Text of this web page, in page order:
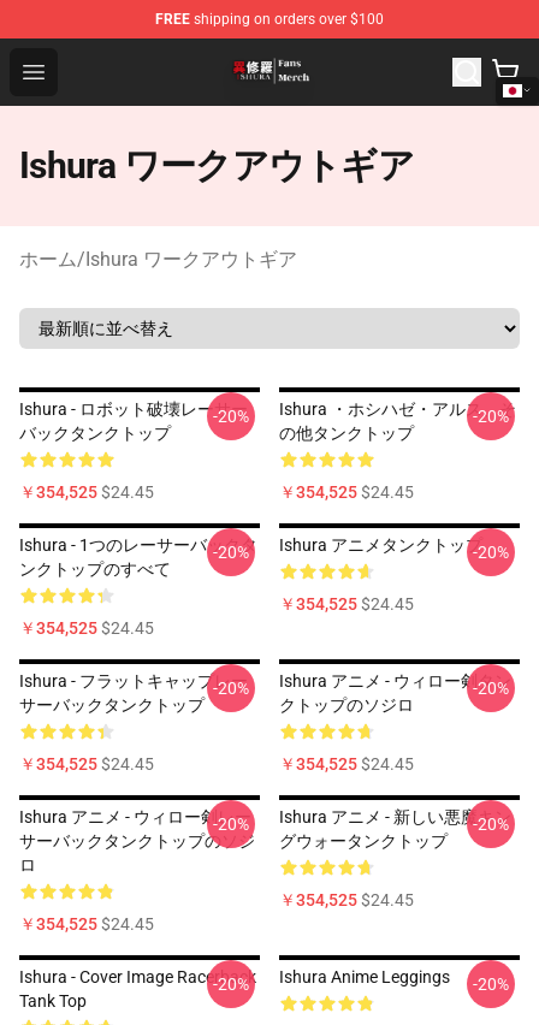
FREE shipping on orders over $100
Open menu
Ishura Store - Official Ishura Merchandise Shop
Ishura ワークアウトギア
ホーム/Ishura ワークアウトギア
Ishura - ロボット破壊レーサー
バックタンクトップ
￥354,525$24.45
-20%
Ishura ・ホシハゼ・アルス、そ
の他タンクトップ
￥354,525$24.45
-20%
Ishura - 1つのレーサーバックタ
ンクトップのすべて
￥354,525$24.45
-20% Ishura アニメタンクトップ
￥354,525$24.45
-20%
Ishura - フラットキャップレー
サーバックタンクトップ
￥354,525$24.45
-20%
Ishura アニメ - ウィロー剣タン
クトップのソジロ
￥354,525$24.45
-20%
Ishura アニメ - ウィロー剣レー
サーバックタンクトップのソジ
ロ
￥354,525$24.45
-20%
Ishura アニメ - 新しい悪魔キン
グウォータンクトップ
￥354,525$24.45
-20%
Ishura - Cover Image Racerback
Tank Top
-20% Ishura Anime Leggings -20%